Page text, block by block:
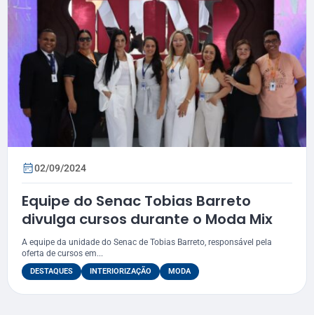
02/09/2024
Equipe do Senac Tobias Barreto
divulga cursos durante o Moda Mix
A equipe da unidade do Senac de Tobias Barreto, responsável pela
oferta de cursos em...
DESTAQUES INTERIORIZAÇÃO MODA